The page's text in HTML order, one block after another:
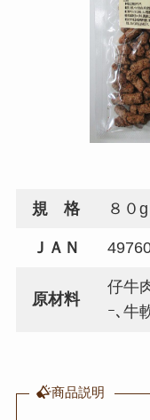
規 格 ８０g
ＪＡＮ
原材料
仔牛
ｰ､牛
商品説明